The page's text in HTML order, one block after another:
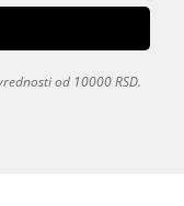
od 10000 RSD.